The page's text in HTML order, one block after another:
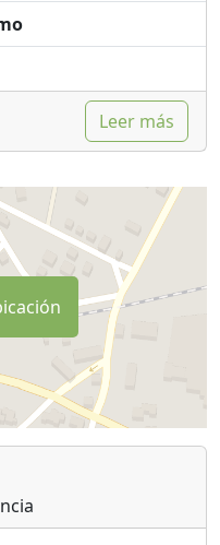
entorno local.
durante el verano,
fuego. Se
cenicero).
y valioso.
en el campo, sin
El agua proviene de
gran medida de la
con
desperdicio
verano no es potable
sí es segura para
sensible que
el riego. Para proteger
usar productos
nosotros se los
Leer más